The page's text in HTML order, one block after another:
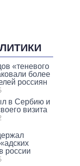
«теневого
более
россиян
в Сербию и
визита
россии